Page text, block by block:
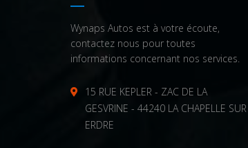
Wynaps Autos est à votre écoute,
contactez nous pour toutes
informations concernant nos services.
15 RUE KEPLER - ZAC DE LA
GESVRINE - 44240 LA CHAPELLE SUR
ERDRE